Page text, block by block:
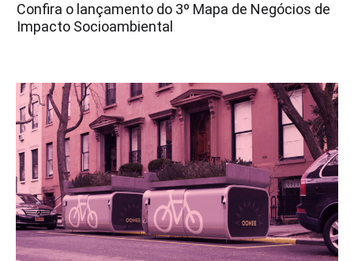
Confira o lançamento do 3º Mapa de Negócios de
Impacto Socioambiental